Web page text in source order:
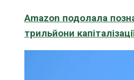
Amazon подолала
трильйони